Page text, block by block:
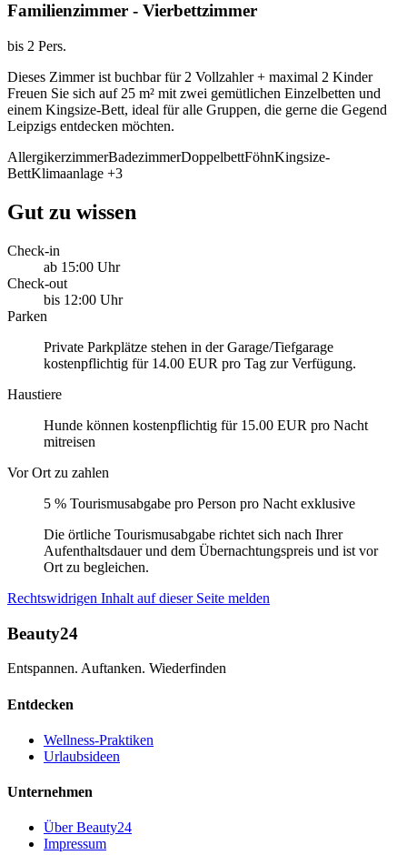
Familienzimmer - Vierbettzimmer
bis 2 Pers.
Dieses Zimmer ist buchbar für 2 Vollzahler + maximal 2 Kinder
Freuen Sie sich auf 25 m² mit zwei gemütlichen Einzelbetten und
einem Kingsize-Bett, ideal für alle Gruppen, die gerne die Gegend
Leipzigs entdecken möchten.
AllergikerzimmerBadezimmerDoppelbettFöhnKingsize-
BettKlimaanlage +3
Gut zu wissen
Check-in
ab 15:00 Uhr
Check-out
bis 12:00 Uhr
Parken
Private Parkplätze stehen in der Garage/Tiefgarage
kostenpflichtig für 14.00 EUR pro Tag zur Verfügung.
Haustiere
Hunde können kostenpflichtig für 15.00 EUR pro Nacht
mitreisen
Vor Ort zu zahlen
5 % Tourismusabgabe pro Person pro Nacht exklusive
Die örtliche Tourismusabgabe richtet sich nach Ihrer
Aufenthaltsdauer und dem Übernachtungspreis und ist vor
Ort zu begleichen.
Rechtswidrigen Inhalt auf dieser Seite melden
Beauty24
Entspannen. Auftanken. Wiederfinden
Entdecken
Wellness-Praktiken
Urlaubsideen
Unternehmen
Über Beauty24
Impressum